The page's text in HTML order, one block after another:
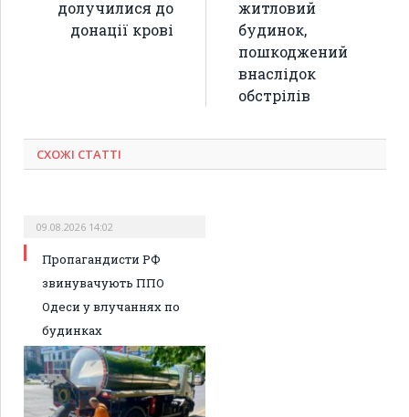
долучилися до
донації крові
житловий
будинок,
пошкоджений
внаслідок
обстрілів
СХОЖІ СТАТТІ
09.08.2026 14:02
Пропагандисти РФ
звинувачують ППО
Одеси у влучаннях по
будинках